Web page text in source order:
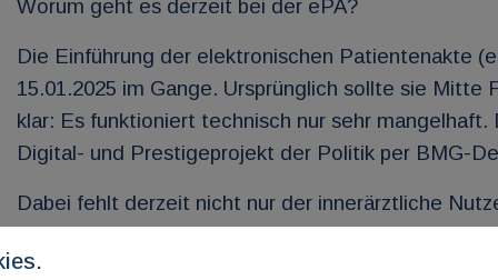
Worum geht es derzeit bei der ePA?
Die Einführung der elektronischen Patientenakte
15.01.2025 im Gange. Ursprünglich sollte sie
klar: Es funktioniert technisch nur sehr
Digital- und Prestigeprojekt der Politik per BMG-
Dabei fehlt derzeit nicht nur der innerärztliche
und Datensicherheit schiebt die Verantwortung,
diesem Land auf die Patienten und Behandelnden.